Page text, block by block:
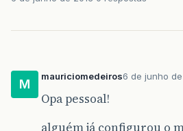
M
mauriciomedeiros6 de junho de
Opa pessoal!